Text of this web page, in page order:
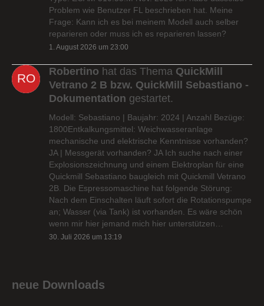
Problem wie Benutzer FL beschrieben hat. Meine
Frage: Kann ich es bei meinem Modell auch selber
reparieren oder muss ich es reparieren lassen?
1. August 2026 um 23:00
Robertino hat das Thema QuickMill
Vetrano 2 B bzw. QuickMill Sebastiano -
Dokumentation gestartet.
Modell: Sebastiano | Baujahr: 2024 | Anzahl Bezüge:
1800Entkalkungsmittel: Weichwasseranlage
mechanische und elektrische Kenntnisse vorhanden?
JA | Messgerät vorhanden? JA Ich suche nach einer
Explosionszeichnung und einem Elektroplan für eine
Quickmill Sebastiano baugleich mit Quickmill Vetrano
2B. Die Espressomaschine hat folgende Störung:
Nach dem Einschalten läuft sofort die Rotationspumpe
an; Wasser (via Tank) ist vorhanden. Es wäre schön
wenn mir hier jemand mich hier unterstützen…
30. Juli 2026 um 13:19
neue Downloads